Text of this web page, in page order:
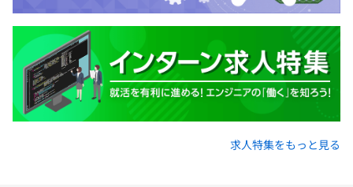
求人特集をもっと見る